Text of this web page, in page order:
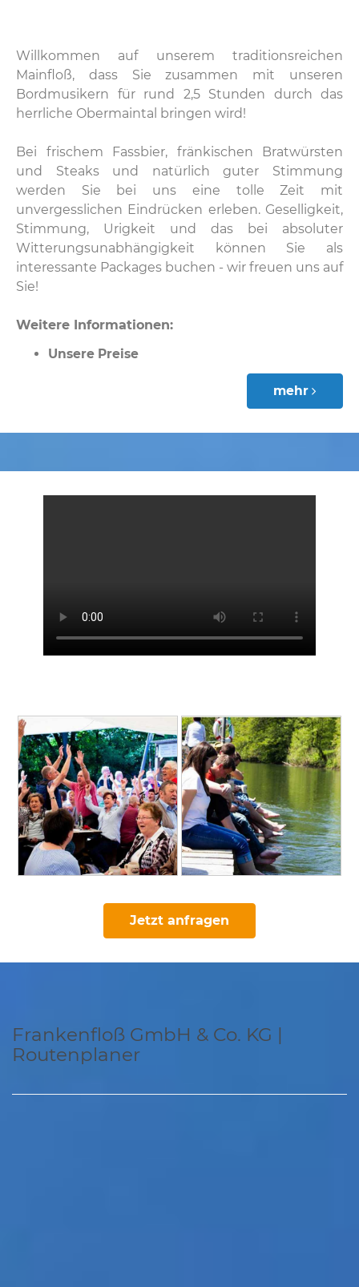
Willkommen auf unserem traditionsreichen
Mainfloß, dass Sie zusammen mit unseren
Bordmusikern für rund 2,5 Stunden durch das
herrliche Obermaintal bringen wird!
Bei frischem Fassbier, fränkischen Bratwürsten
und Steaks und natürlich guter Stimmung
werden Sie bei uns eine tolle Zeit mit
unvergesslichen Eindrücken erleben. Geselligkeit,
Stimmung, Urigkeit und das bei absoluter
Witterungsunabhängigkeit können Sie als
interessante Packages buchen - wir freuen uns auf
Sie!
Weitere Informationen:
Unsere Preise
mehr
Jetzt anfragen
Frankenfloß GmbH & Co. KG |
Routenplaner